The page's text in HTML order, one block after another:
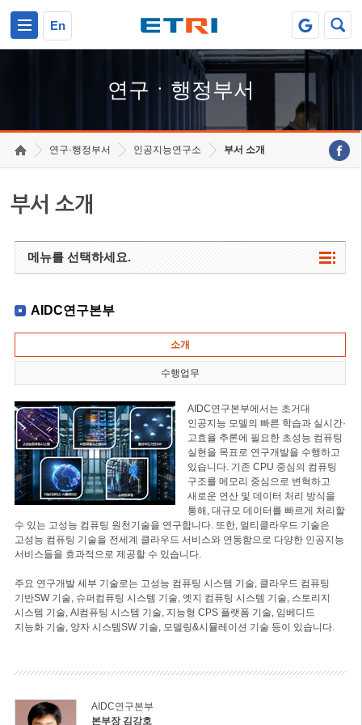
En
연구ㆍ행정부서
연구·행정부서 인공지능연구소 부서 소개
부서 소개
메뉴를 선택하세요.
AIDC연구본부
소개
수행업무
AIDC연구본부에서는 초거대
인공지능 모델의 빠른 학습과 실시간·
고효율 추론에 필요한 초성능 컴퓨팅
실현을 목표로 연구개발을 수행하고
있습니다. 기존 CPU 중심의 컴퓨팅
구조를 메모리 중심으로 변혁하고
새로운 연산 및 데이터 처리 방식을
통해, 대규모 데이터를 빠르게 처리할
수 있는 고성능 컴퓨팅 원천기술을 연구합니다. 또한, 멀티클라우드 기술은
고성능 컴퓨팅 기술을 전세계 클라우드 서비스와 연동함으로 다양한 인공지능
서비스들을 효과적으로 제공할 수 있습니다.
주요 연구개발 세부 기술로는 고성능 컴퓨팅 시스템 기술, 클라우드 컴퓨팅
기반SW 기술, 슈퍼컴퓨팅 시스템 기술, 엣지 컴퓨팅 시스템 기술, 스토리지
시스템 기술, AI컴퓨팅 시스템 기술, 지능형 CPS 플랫폼 기술, 임베디드
지능화 기술, 양자 시스템SW 기술, 모델링&시뮬레이션 기술 등이 있습니다.
AIDC연구본부
본부장 김강호